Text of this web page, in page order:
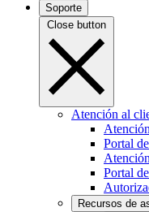
Soporte
Close button
Atención al
Portal
Portal
Recursos de